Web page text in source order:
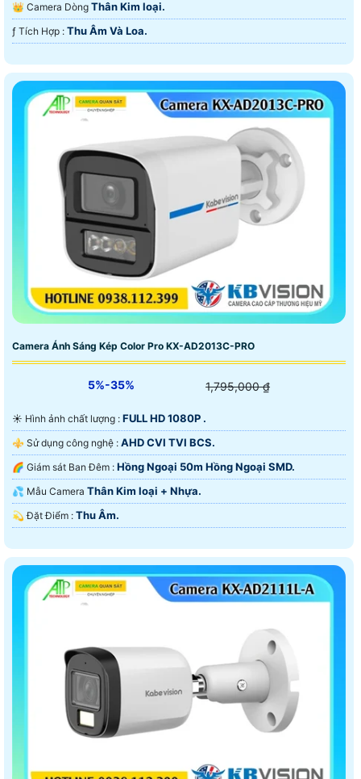
👑 Camera Dòng Thân Kim loại.
️ƒ Tích Hợp : Thu Âm Và Loa.
Camera Ánh Sáng Kép Color Pro KX-AD2013C-PRO
5%-35% 1,795,000 ₫
☀️ Hình ảnh chất lượng : FULL HD 1080P .
⚜️ Sử dụng công nghệ : AHD CVI TVI BCS.
🌈 Giám sát Ban Đêm : Hồng Ngoại 50m Hồng Ngoại SMD.
💦 Mẫu Camera Thân Kim loại + Nhựa.
️💫 Đặt Điểm : Thu Âm.